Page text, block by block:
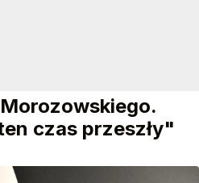
czas przeszły"